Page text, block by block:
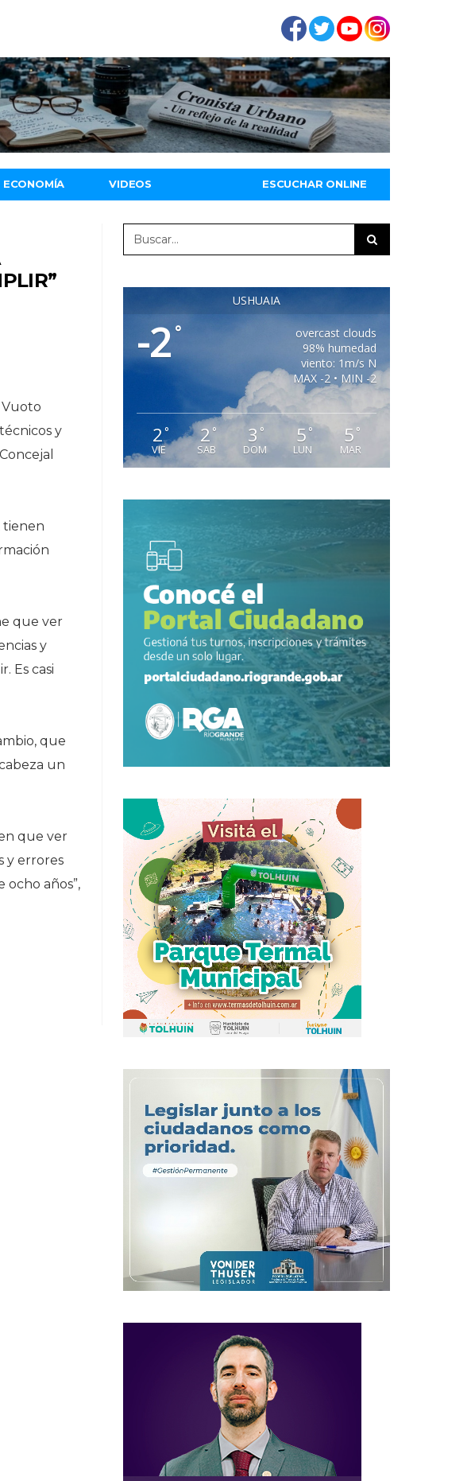
ECONOMÍA VIDEOS ESCUCHAR ONLINE
y
tienen
que ver
y
Es casi
que
un
que ver
y errores
años”,
USHUAIA
-2°
overcast clouds
98% humedad
viento: 1m/s N
MAX -2 • MIN -2
2°
VIE
2 °
SAB
3 °
DOM
5 °
LUN
5 °
MAR